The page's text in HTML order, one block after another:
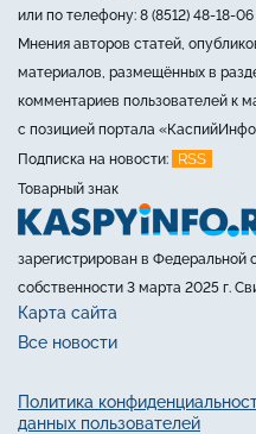
или по телефону: 8 (8512) 48-18-06
Мнения авторов статей,
материалов, размещённых в
комментариев пользователей к
с позицией портала
Подписка на новости:
RSS
Товарный знак
зарегистрирован в Федеральной
собственности 3 марта 2025 г.
Карта сайта
Все новости
Политика
данных пользователей